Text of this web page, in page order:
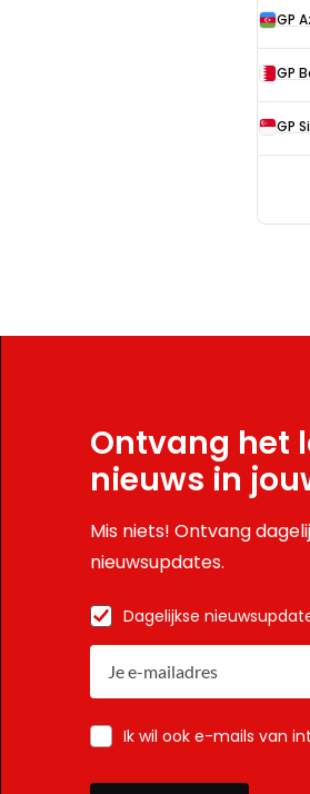
GP
GP
GP
Ontvang het
nieuws in
Mis niets! Ontvang
nieuwsupdates.
Dagelijkse
Ik wil ook e-mails van